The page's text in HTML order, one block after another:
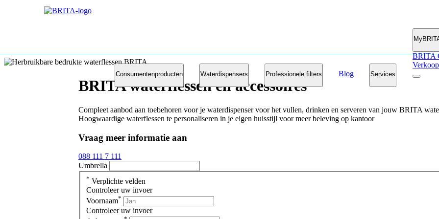
Consumentenproducten Waterdispensers Professionele filters Blog Services
BRITA
BRITA waterflessen en accessoires
Compleet aanbod aan toebehoren voor je waterdispenser voor het vullen, drinken en serveren van jouw BRITA
Hoogwaardige waterflessen te personaliseren in je eigen huisstijl voor meer beleving op kantoor
Vraag meer informatie aan
088 111 7 111
Umbrella
* Verplichte velden
Controleer uw invoer
Voornaam*
Controleer uw invoer